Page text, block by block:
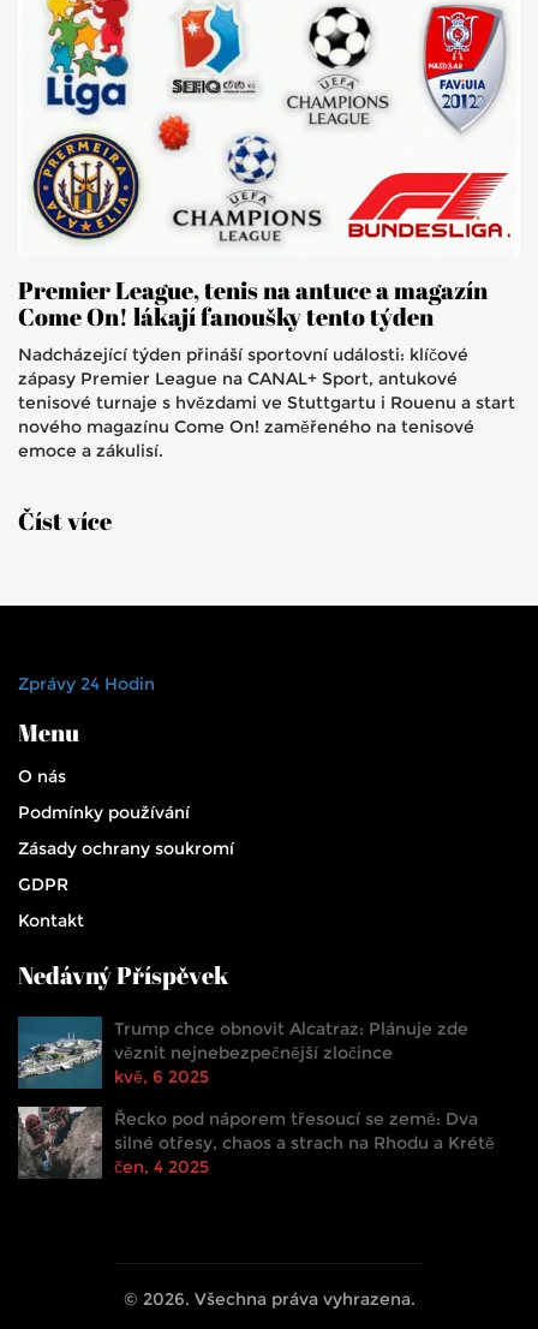
Premier League, tenis na antuce a magazín
Come On! lákají fanoušky tento týden
Nadcházející týden přináší sportovní události: klíčové
zápasy Premier League na CANAL+ Sport, antukové
tenisové turnaje s hvězdami ve Stuttgartu i Rouenu a start
nového magazínu Come On! zaměřeného na tenisové
emoce a zákulisí.
Číst více
Zprávy 24 Hodin
Menu
O nás
Podmínky používání
Zásady ochrany soukromí
GDPR
Kontakt
Nedávný Příspěvek
Trump chce obnovit Alcatraz: Plánuje zde
věznit nejnebezpečnější zločince
kvě, 6 2025
Řecko pod náporem třesoucí se země: Dva
silné otřesy, chaos a strach na Rhodu a Krétě
čen, 4 2025
© 2026. Všechna práva vyhrazena.